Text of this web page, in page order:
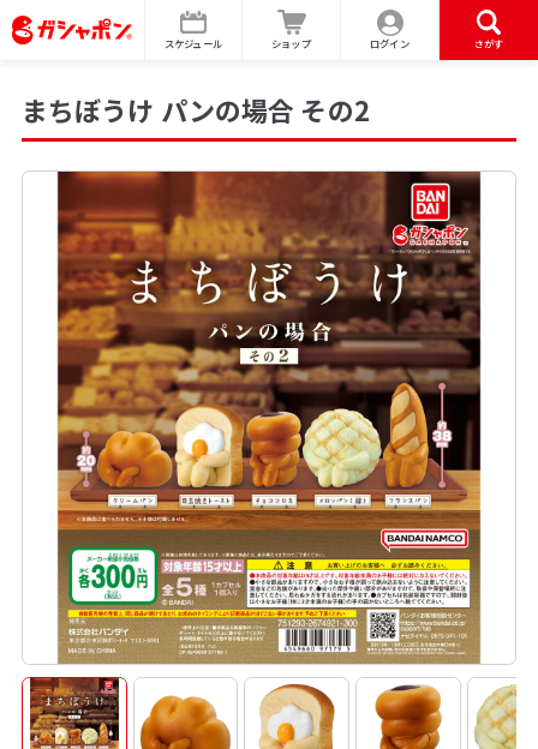
スケジュール ショップ ログイン さがす
まちぼうけ パンの場合 その2